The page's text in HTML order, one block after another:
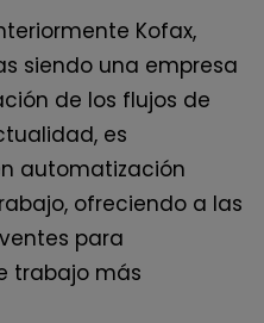
Kofax,
siendo una empresa
de los flujos de
es
automatización
ofreciendo a las
para
trabajo más